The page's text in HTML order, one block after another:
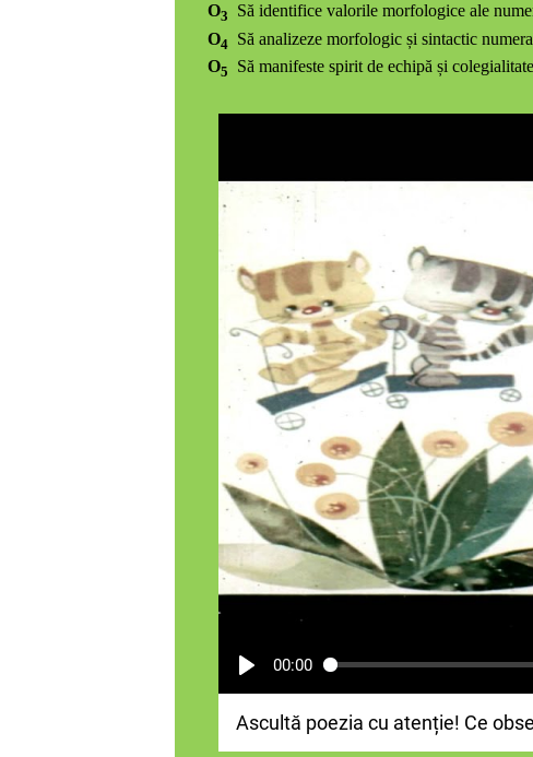
O3
Să identifice valorile morfologice ale
O4 Să analizeze morfologic și sintactic
O5 Să manifeste spirit de echipă și
00:00
Ascultă poezia cu atenție! Ce